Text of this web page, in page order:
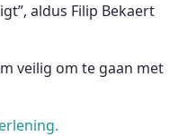
aldus Filip Bekaert
veilig om te gaan met